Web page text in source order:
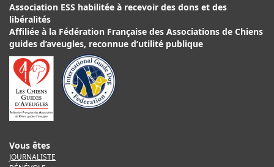
Association ESS habilitée à recevoir des dons et des
libéralités
Affiliée à la Fédération Française des Associations de Chiens
guides d’aveugles, reconnue d’utilité publique
Vous êtes
JOURNALISTE